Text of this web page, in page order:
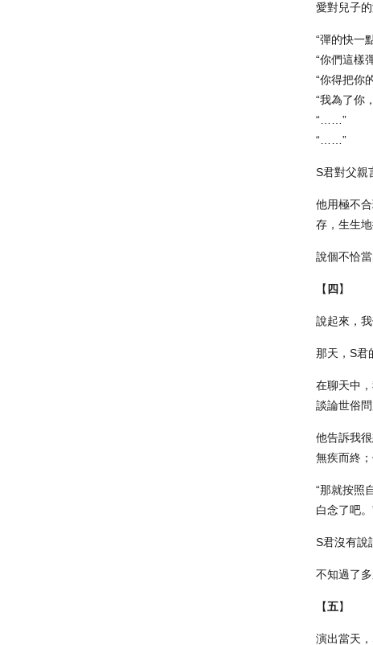
愛對兒子的
“彈的快一
“你們這樣
“你得把你
“我為了你
“……”
“……”
S君對父親
他用極不
存，生生
說個不恰
【 四 】
說起來，
那天，S君
在聊天中
談論世俗
他告訴我
無疾而終
“那就按照
白念了吧
S君沒有說
不知過了
【五】
演出當天